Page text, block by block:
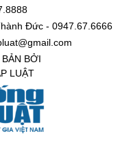
Đức - 0947.67.6666
BỞI
LUẬT